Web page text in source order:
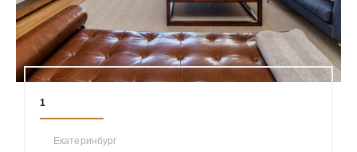
1
Екатеринбург